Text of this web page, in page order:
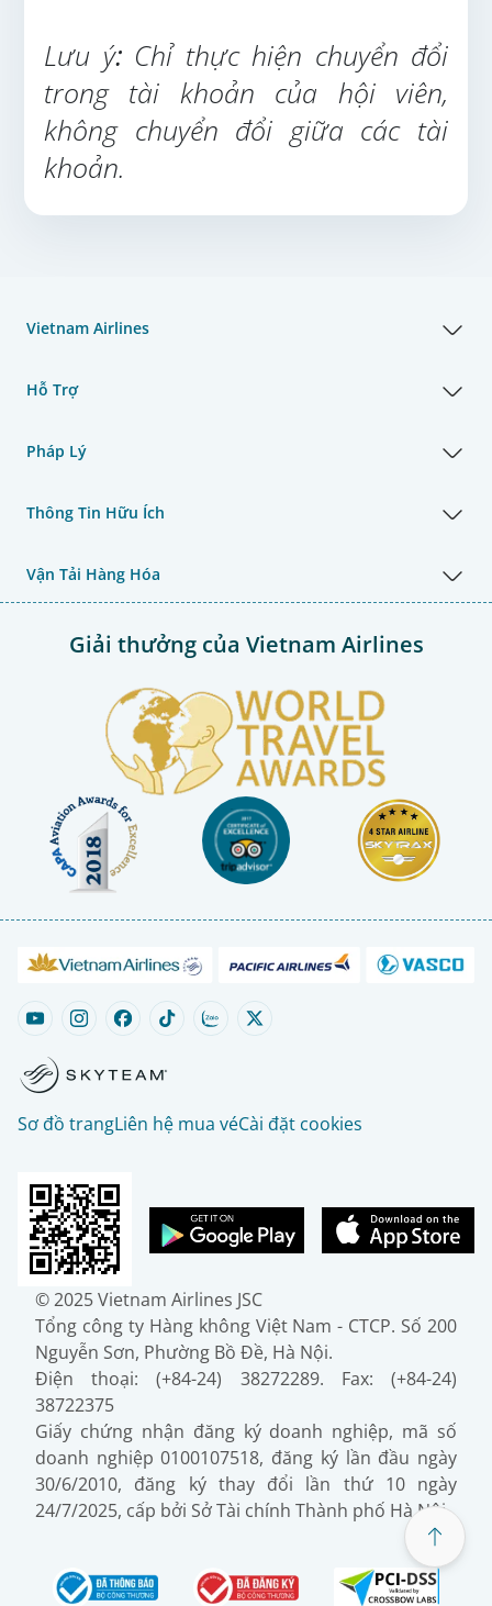
Lưu ý:Chỉ thực hiện chuyển đổi
trong tài khoản của hội viên,
không chuyển đổi giữa các tài
khoản.
Vietnam Airlines
Hỗ Trợ
Pháp Lý
Thông Tin Hữu Ích
Vận Tải Hàng Hóa
Giải thưởng của Vietnam Airlines
Sơ đồ trangLiên hệ mua véCài đặt cookies
© 2025 Vietnam Airlines JSC
Tổng công ty Hàng không Việt Nam - CTCP. Số 200
Nguyễn Sơn, Phường Bồ Đề, Hà Nội.
Điện thoại: (+84-24) 38272289. Fax: (+84-24)
38722375
Giấy chứng nhận đăng ký doanh nghiệp, mã số
doanh nghiệp 0100107518, đăng ký lần đầu ngày
30/6/2010, đăng ký thay đổi lần thứ 10 ngày
24/7/2025, cấp bởi Sở Tài chính Thành phố Hà Nội.